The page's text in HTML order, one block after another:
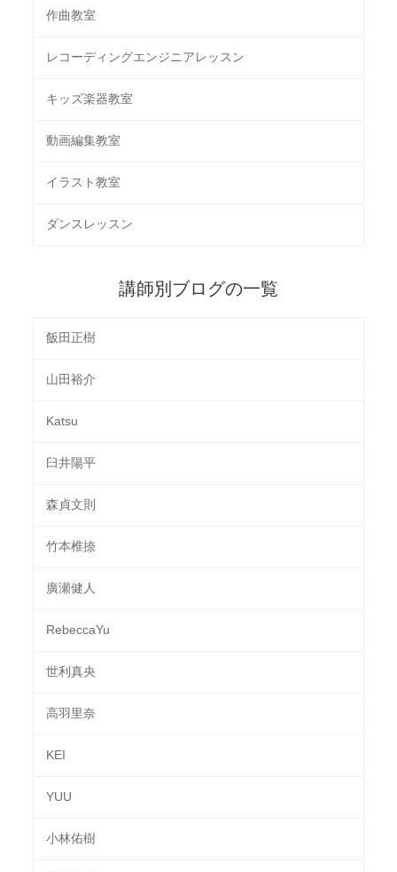
作曲教室
レコーディングエンジニアレッスン
キッズ楽器教室
動画編集教室
イラスト教室
ダンスレッスン
講師別ブログの一覧
飯田正樹
山田裕介
Katsu
臼井陽平
森貞文則
竹本椎捺
廣瀬健人
RebeccaYu
世利真央
高羽里奈
KEI
YUU
小林佑樹